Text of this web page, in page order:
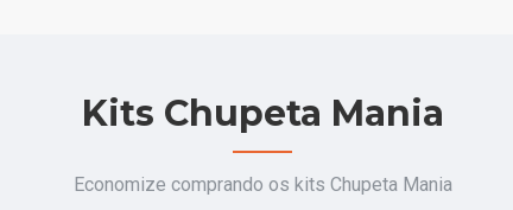
Kits Chupeta Mania
Economize comprando os kits Chupeta Mania